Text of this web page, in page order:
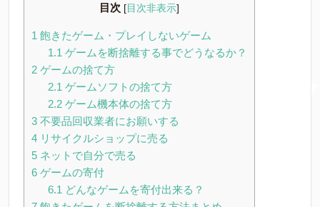
目次 [目次非表示]
1 飽きたゲーム・プレイしないゲーム
1.1 ゲームを断捨離する事でどうなるか？
2 ゲームの捨て方
2.1 ゲームソフトの捨て方
2.2ゲーム機本体の捨て方
3 不要品回収業者にお願いする
4 リサイクルショップに売る
5 ネットで自分で売る
6 ゲームの寄付
6.1 どんなゲームを寄付出来る？